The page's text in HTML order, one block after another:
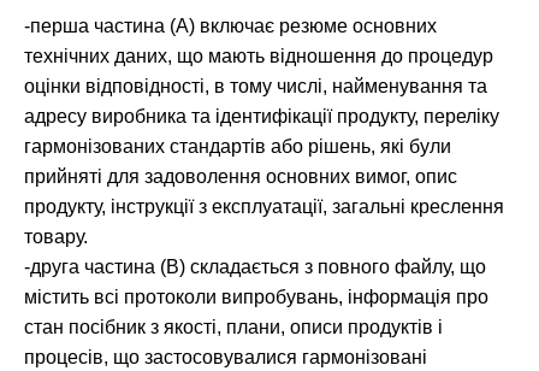
-перша частина (А) включає резюме основних
технічних даних, що мають відношення до процедур
оцінки відповідності, в тому числі, найменування та
адресу виробника та ідентифікації продукту, переліку
гармонізованих стандартів або рішень, які були
прийняті для задоволення основних вимог, опис
продукту, інструкції з експлуатації, загальні креслення
товару.
-друга частина (B) складається з повного файлу, що
містить всі протоколи випробувань, інформація про
стан посібник з якості, плани, описи продуктів і
процесів, що застосовувалися гармонізовані